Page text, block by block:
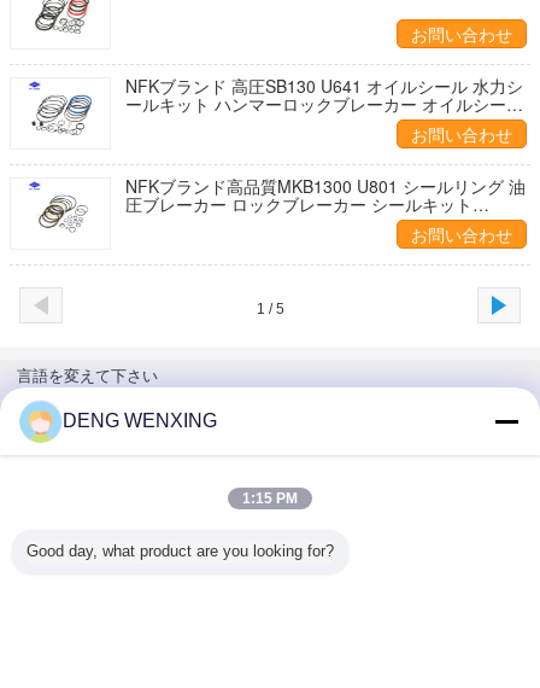
お問い合わせ
NFKブランド 高圧SB130 U641 オイルシール 水力シ
ールキット ハンマーロックブレーカー オイルシール
お問い合わせ
NFKブランド高品質MKB1300 U801 シールリング 油
圧ブレーカー ロックブレーカー シールキット
お問い合わせ
1 / 5
言語を変えて下さい
Japanese
デスクトップの眺め
DENG WENXING
1:15 PM
Good day, what product are you looking for?